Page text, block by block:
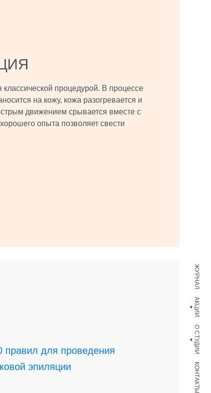
ЖУРНАЛ
АКЦИИ
О СТУДИИ
КОНТАКТЫ
процедурой. В процессе
на кожу, кожа разогревается и
движением срывается вместе с
опыта позволяет свести